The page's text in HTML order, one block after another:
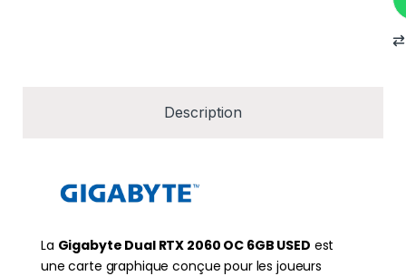
Description
La Gigabyte Dual RTX 2060 OC 6GB USED est
une carte graphique conçue pour les joueurs